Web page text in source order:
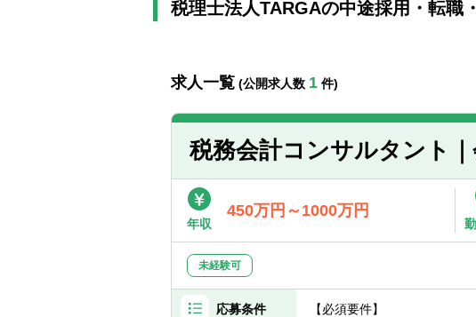
サービス紹介
マイナビ転職 会計士とは
転職お役立ち情報
ご状況別転職ガイド
はじめての転職の方へ
2回目以降の転職の方へ
業界情報
会計士試験情報
試験科目一覧
試験合格後の流れ
求人情報
保有資格別求人情報
公認会計士試験合格
USCPA（米国公認会計士
税理士法人TARGAの中途採用・転職
求人一覧 (公開求人数 1 件)
税務会計コンサルタント
年収
450万円～1000万円
未経験可
応募条件
【必須要件】